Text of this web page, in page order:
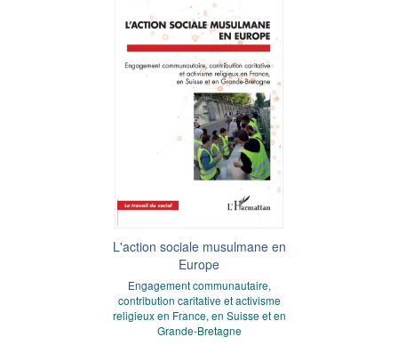
L'action sociale musulmane en
Europe
Engagement communautaire,
contribution caritative et activisme
religieux en France, en Suisse et en
Grande-Bretagne